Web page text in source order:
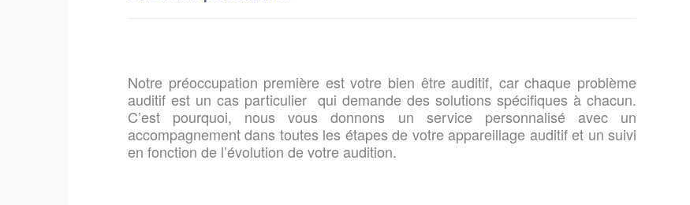
Notre préoccupation première est votre bien être auditif, car chaque problème
auditif est un cas particulier qui demande des solutions spécifiques à chacun.
C’est pourquoi, nous vous donnons un service personnalisé avec un
accompagnement dans toutes les étapes de votre appareillage auditif et un suivi
en fonction de l’évolution de votre audition.